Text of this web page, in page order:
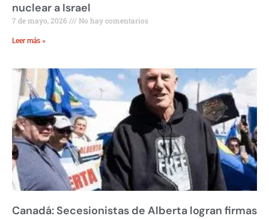
nuclear a Israel
7 de mayo, 2026 No hay comentarios
Leer más »
Canadá: Secesionistas de Alberta logran firmas